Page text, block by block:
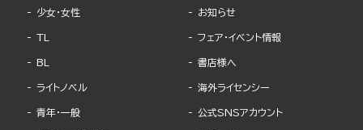
少女・女性
TL
BL
ライトノベル
青年・一般
お知らせ
フェア・イベント情報
書店様へ
海外ライセンシー
公式SNSアカウント